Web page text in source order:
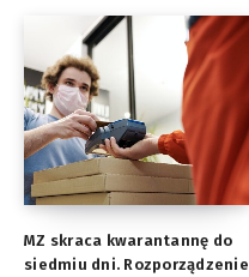
MZ skraca kwarantannę do
siedmiu dni. Rozporządzenie